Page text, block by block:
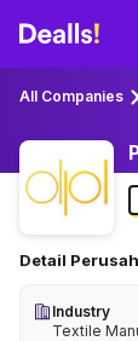
All Companies
Detail
Industry
Textile